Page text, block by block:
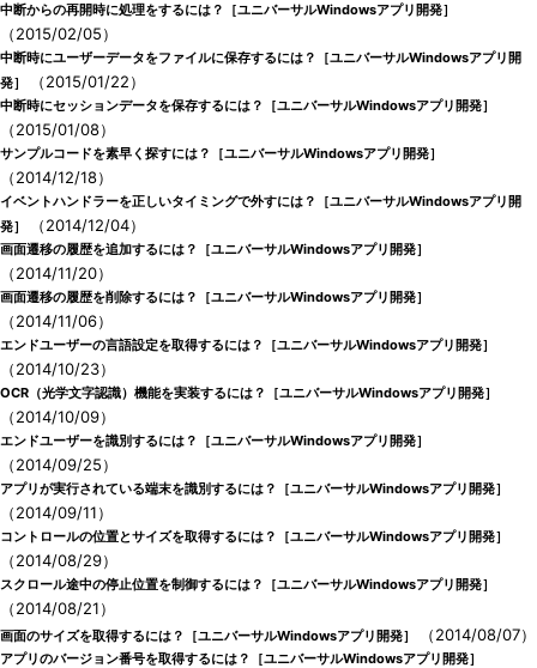
中断からの再開時に処理をするには？［ユニバーサルWindowsアプリ開発］
（2015/02/05）
中断時にユーザーデータをファイルに保存するには？［ユニバーサルWindowsアプリ開
発］
（2015/01/22）
中断時にセッションデータを保存するには？［ユニバーサルWindowsアプリ開発］
（2015/01/08）
サンプルコードを素早く探すには？［ユニバーサルWindowsアプリ開発］
（2014/12/18）
イベントハンドラーを正しいタイミングで外すには？［ユニバーサルWindowsアプリ開
発］
（2014/12/04）
画面遷移の履歴を追加するには？［ユニバーサルWindowsアプリ開発］
（2014/11/20）
画面遷移の履歴を削除するには？［ユニバーサルWindowsアプリ開発］
（2014/11/06）
エンドユーザーの言語設定を取得するには？［ユニバーサルWindowsアプリ開発］
（2014/10/23）
OCR（光学文字認識）機能を実装するには？［ユニバーサルWindowsアプリ開発］
（2014/10/09）
エンドユーザーを識別するには？［ユニバーサルWindowsアプリ開発］
（2014/09/25）
アプリが実行されている端末を識別するには？［ユニバーサルWindowsアプリ開発］
（2014/09/11）
コントロールの位置とサイズを取得するには？［ユニバーサルWindowsアプリ開発］
（2014/08/29）
スクロール途中の停止位置を制御するには？［ユニバーサルWindowsアプリ開発］
（2014/08/21）
画面のサイズを取得するには？［ユニバーサルWindowsアプリ開発］ （2014/08/07）
アプリのバージョン番号を取得するには？［ユニバーサルWindowsアプリ開発］